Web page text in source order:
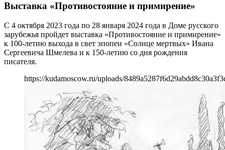
Выставка «Противостояние и примирение»
С 4 октября 2023 года по 28 января 2024 года в Доме русского
зарубежья пройдет выставка «Противостояние и примирение»
к 100-летию выхода в свет эпопеи «Солнце мертвых» Ивана
Сергеевича Шмелева и к 150-летию со дня рождения
писателя.
https://kudamoscow.ru/uploads/